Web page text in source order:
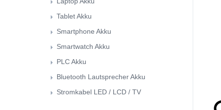
Tablet Akku
Smartphone Akku
Smartwatch Akku
PLC Akku
Bluetooth Lautsprecher Akku
Stromkabel LED / LCD / TV